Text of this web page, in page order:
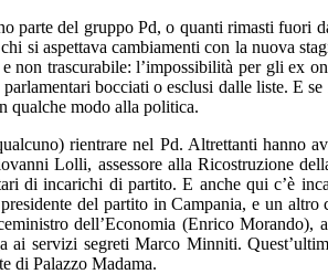
parte del gruppo Pd, o quanti rimasti fuori
si aspettava cambiamenti con la nuova
trascurabile: l’impossibilità per gli ex
bocciati o esclusi dalle liste. E
qualche modo alla politica.
rientrare nel Pd. Altrettanti hanno
Lolli, assessore alla Ricostruzione
di incarichi di partito. E anche qui c’è
del partito in Campania, e un
dell’Economia (Enrico
ai servizi segreti Marco Minniti.
di Palazzo Madama.